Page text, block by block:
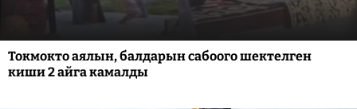
Токмокто аялын, балдарын сабоого шектелген
киши 2 айга камалды